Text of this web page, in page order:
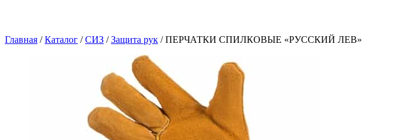
Главная / Каталог / СИЗ / Защита рук / ПЕРЧАТКИ СПИЛКОВЫЕ «РУССКИЙ ЛЕВ»